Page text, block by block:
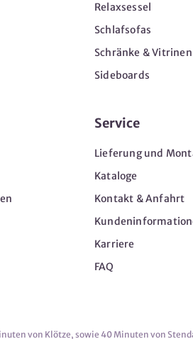
Relaxsessel
Schlafsofas
Schränke & Vitrinen
Sideboards
Service
Lieferung und
Kataloge
Kontakt & Anfahrt
Karriere
FAQ
von Klötze, sowie 40 Minuten von